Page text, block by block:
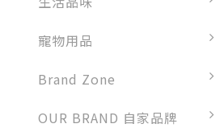
寵物用品
Brand Zone
OUR BRAND 自家品牌